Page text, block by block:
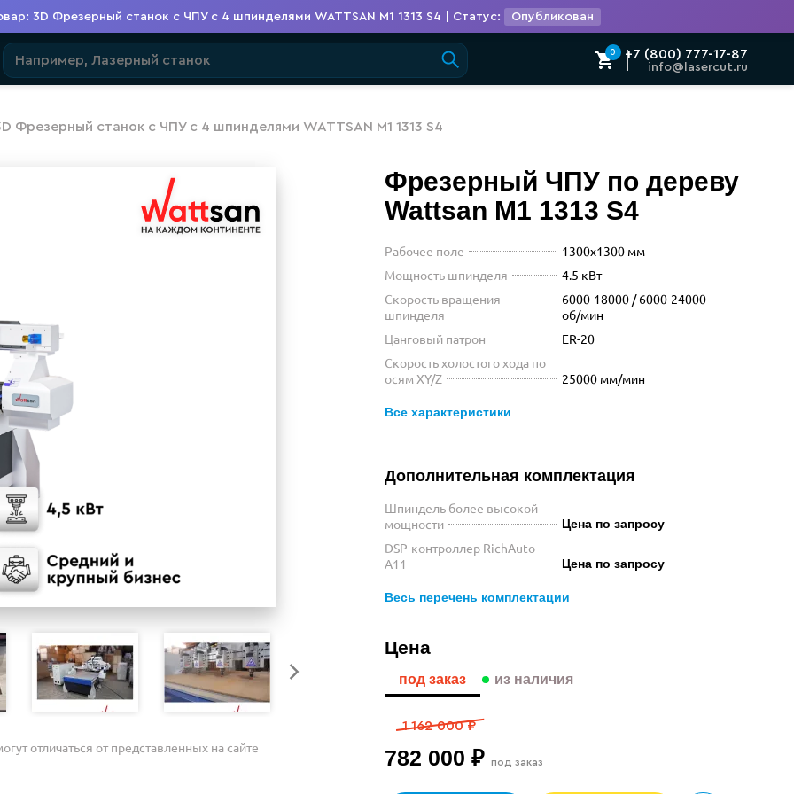
3D Фрезерный станок с ЧПУ с 4 шпинделями WATTSAN M1 1313 S4 | Статус: Опубликован
Сервис Выставки Доставка и оплата О компании Контакты
0 Phone
+7 (800) 777-17-87
info@lasercut.ru
Фрезерный станок с ЧПУ с 4 шпинделями WATTSAN M1 1313 S4
станок с ЧПУ с 4
отличаться от представленных на сайте
Фрезерный ЧПУ по дереву
Wattsan M1 1313 S4
Рабочее поле
1300x1300 мм
Мощность шпинделя
4.5 кВт
Скорость вращения
шпинделя
6000-18000 / 6000-24000
об/мин
Цанговый патрон
ER-20
Скорость холостого хода по
осям XY/Z
25000 мм/мин
Все характеристики
Дополнительная комплектация
Шпиндель более высокой
мощности
Цена по запросу
DSP-контроллер RichAuto
A11
Цена по запросу
Весь перечень комплектации
Цена
под заказ из наличия
1 162 000 ₽
782 000 ₽под заказ